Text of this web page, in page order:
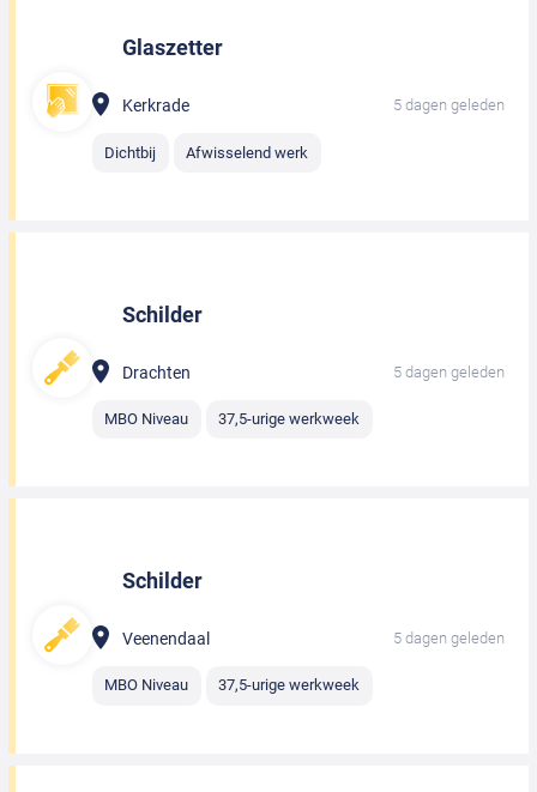
Glaszetter
Kerkrade 5 dagen geleden
Dichtbij Afwisselend werk
Schilder
Drachten 5 dagen geleden
MBO Niveau 37,5-urige werkweek
Schilder
Veenendaal 5 dagen geleden
MBO Niveau 37,5-urige werkweek